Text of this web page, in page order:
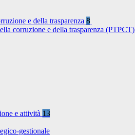
e della trasparenza 8
corruzione e della trasparenza (PTPCT)
e attività 13
gestionale